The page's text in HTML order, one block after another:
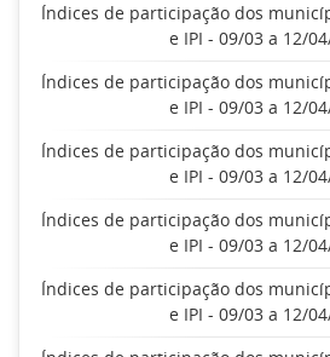
Índices de participação dos
e IPI - 09/03 a 12/
Índices de participação dos
e IPI - 09/03 a 12/
Índices de participação dos
e IPI - 09/03 a 12/
Índices de participação dos
e IPI - 09/03 a 12/
Índices de participação dos
e IPI - 09/03 a 12/